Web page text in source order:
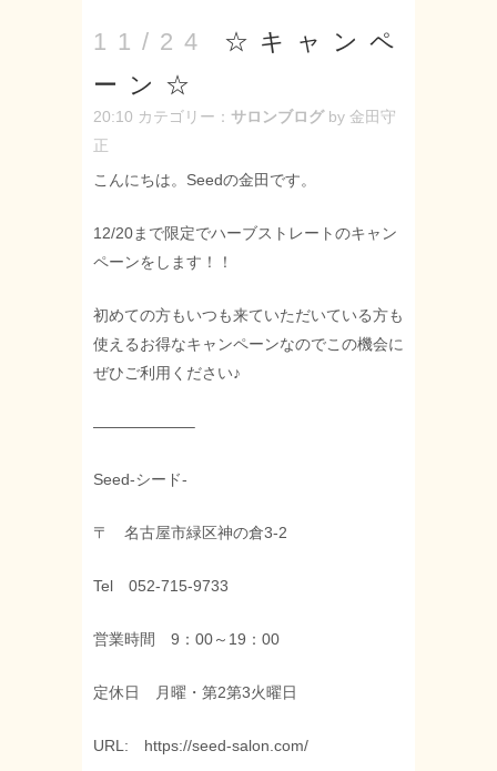
11/24
☆キャンペ
ーン☆
20:10 カテゴリー： サロンブログ by 金田守
正
こんにちは。Seedの金田です。
12/20まで限定でハーブストレートのキャン
ペーンをします！！
初めての方もいつも来ていただいている方も
使えるお得なキャンペーンなのでこの機会に
ぜひご利用ください♪
——————–
Seed-シード-
〒 名古屋市緑区神の倉3-2
Tel 052-715-9733
営業時間 9：00～19：00
定休日 月曜・第2第3火曜日
URL: https://seed-salon.com/